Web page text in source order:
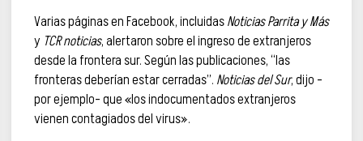
Varias páginas en Facebook, incluidasNoticias Parrita y Más
y TCR noticias, alertaron sobre el ingreso de extranjeros
desde la frontera sur. Según las publicaciones, “las
fronteras deberían estar cerradas”. Noticias del Sur, dijo –
por ejemplo– que «los indocumentados extranjeros
vienen contagiados del virus».